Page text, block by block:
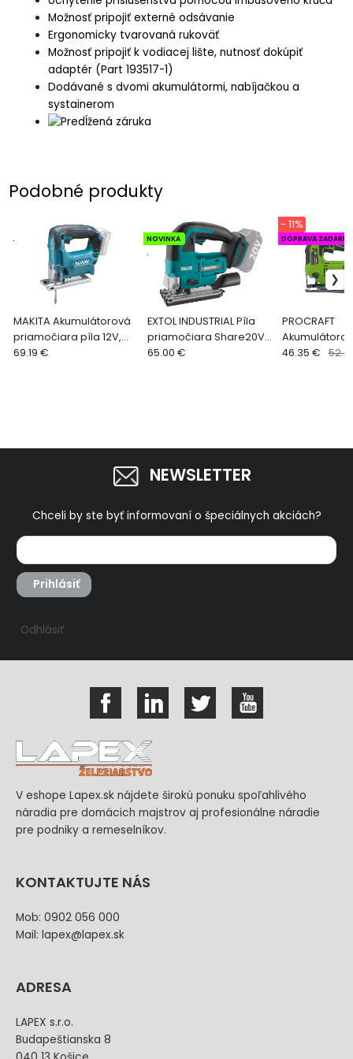
Možnosť pripojiť externé odsávanie
Ergonomicky tvarovaná rukoväť
Možnosť pripojiť k vodiacej lište, nutnosť dokúpiť
adaptér (Part 193517-1)
Dodávané s dvomi akumulátormi, nabíjačkou a
systainerom
Podobné produkty
MAKITA Akumulátorová
priamočiara píla 12V,
bez aku. a nabíjačky
.
69.19 €
EXTOL INDUSTRIAL Píla
priamočiara Share20V,
bez aku, zdvih 26mm,
NOVINKA
.
65.00 €
PROCRAFT
priamočiara
DOPRAVA
- 11%
46.35 €
NEWSLETTER
Chceli by ste byť informovaní o špeciálnych akciách?
Prihlásiť
Odhlásiť
V eshope Lapex.sk nájdete širokú ponuku spoľahlivého
náradia pre domácich majstrov aj profesionálne náradie
pre podniky a remeselníkov.
KONTAKTUJTE NÁS
Mob: 0902 056 000
Mail: lapex@lapex.sk
ADRESA
LAPEX s.r.o.
Budapeštianska 8